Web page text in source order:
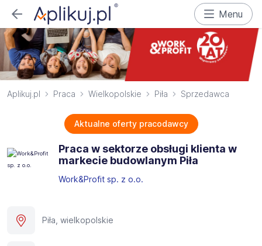
Menu
Aplikuj.pl Praca Wielkopolskie Piła Sprzedawca
Aktualne oferty pracodawcy
Praca w sektorze obsługi klienta w
markecie budowlanym Piła
Work&Profit sp. z o.o.
Piła, wielkopolskie